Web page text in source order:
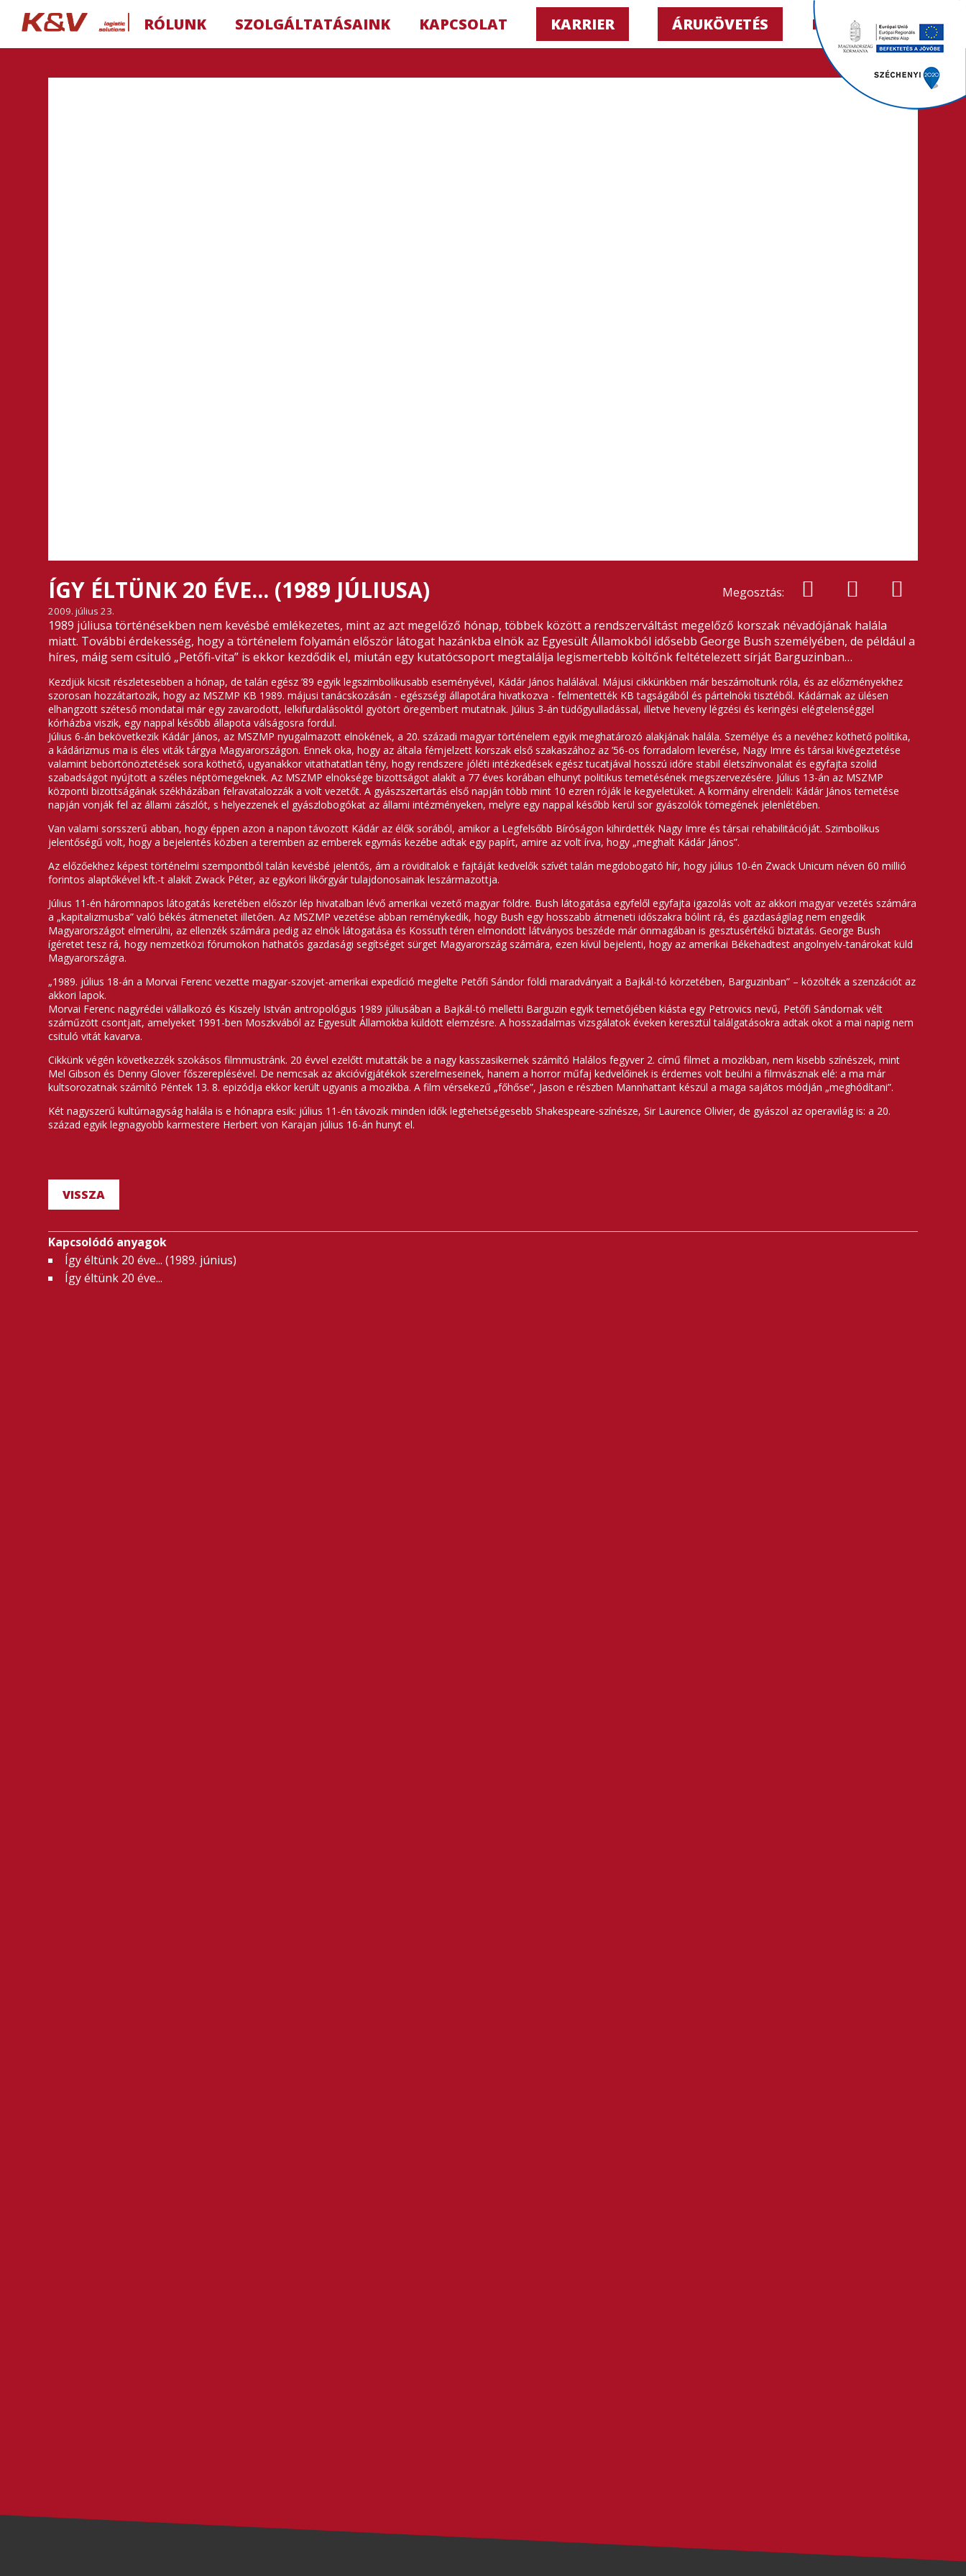
RÓLUNK SZOLGÁLTATÁSAINK KAPCSOLAT KARRIER ÁRUKÖVETÉS HU ▼
Megosztás:
ÍGY ÉLTÜNK 20 ÉVE... (1989 JÚLIUSA)
2009. július 23.
1989 júliusa történésekben nem kevésbé emlékezetes, mint az azt megelőző hónap, többek között a rendszerváltást megelőző korszak névadójának halála
miatt. További érdekesség, hogy a történelem folyamán először látogat hazánkba elnök az Egyesült Államokból idősebb George Bush személyében, de például a
híres, máig sem csituló „Petőfi-vita” is ekkor kezdődik el, miután egy kutatócsoport megtalálja legismertebb költőnk feltételezett sírját Barguzinban…
Kezdjük kicsit részletesebben a hónap, de talán egész ’89 egyik legszimbolikusabb eseményével, Kádár János halálával. Májusi cikkünkben már beszámoltunk róla, és az előzményekhez
szorosan hozzátartozik, hogy az MSZMP KB 1989. májusi tanácskozásán - egészségi állapotára hivatkozva - felmentették KB tagságából és pártelnöki tisztéből. Kádárnak az ülésen
elhangzott széteső mondatai már egy zavarodott, lelkifurdalásoktól gyötört öregembert mutatnak. Július 3-án tüdőgyulladással, illetve heveny légzési és keringési elégtelenséggel
kórházba viszik, egy nappal később állapota válságosra fordul.
Július 6-án bekövetkezik Kádár János, az MSZMP nyugalmazott elnökének, a 20. századi magyar történelem egyik meghatározó alakjának halála. Személye és a nevéhez köthető politika,
a kádárizmus ma is éles viták tárgya Magyarországon. Ennek oka, hogy az általa fémjelzett korszak első szakaszához az ’56-os forradalom leverése, Nagy Imre és társai kivégeztetése
valamint bebörtönöztetések sora köthető, ugyanakkor vitathatatlan tény, hogy rendszere jóléti intézkedések egész tucatjával hosszú időre stabil életszínvonalat és egyfajta szolid
szabadságot nyújtott a széles néptömegeknek. Az MSZMP elnöksége bizottságot alakít a 77 éves korában elhunyt politikus temetésének megszervezésére. Július 13-án az MSZMP
központi bizottságának székházában felravatalozzák a volt vezetőt. A gyászszertartás első napján több mint 10 ezren róják le kegyeletüket. A kormány elrendeli: Kádár János temetése
napján vonják fel az állami zászlót, s helyezzenek el gyászlobogókat az állami intézményeken, melyre egy nappal később kerül sor gyászolók tömegének jelenlétében.
Van valami sorsszerű abban, hogy éppen azon a napon távozott Kádár az élők sorából, amikor a Legfelsőbb Bíróságon kihirdették Nagy Imre és társai rehabilitációját. Szimbolikus
jelentőségű volt, hogy a bejelentés közben a teremben az emberek egymás kezébe adtak egy papírt, amire az volt írva, hogy „meghalt Kádár János”.
Az előzőekhez képest történelmi szempontból talán kevésbé jelentős, ám a röviditalok e fajtáját kedvelők szívét talán megdobogató hír, hogy július 10-én Zwack Unicum néven 60 millió
forintos alaptőkével kft.-t alakít Zwack Péter, az egykori likőrgyár tulajdonosainak leszármazottja.
Július 11-én háromnapos látogatás keretében először lép hivatalban lévő amerikai vezető magyar földre. Bush látogatása egyfelől egyfajta igazolás volt az akkori magyar vezetés számára
a „kapitalizmusba” való bé­kés átmenetet illetően. Az MSZMP vezetése abban reménykedik, hogy Bush egy hosszabb átmeneti időszakra bólint rá, és gazdaságilag nem engedik
Magyarországot elmerülni, az ellenzék számára pedig az elnök látogatása és Kossuth téren elmondott látványos beszéde már önmagában is gesztusértékű biztatás. George Bush
ígéretet tesz rá, hogy nemzetközi fórumokon hathatós gazdasági segítséget sürget Magyarország számára, ezen kívül bejelenti, hogy az amerikai Békehadtest angolnyelv-tanárokat küld
Magyarországra.
„1989. július 18-án a Morvai Ferenc vezette magyar-szovjet-amerikai expedíció meglelte Petőfi Sándor földi maradványait a Bajkál-tó körzetében, Barguzinban” – közölték a szenzációt az
akkori lapok.
Morvai Ferenc nagyrédei vállalkozó és Kiszely István antropológus 1989 júliusában a Bajkál-tó melletti Barguzin egyik temetőjében kiásta egy Petrovics nevű, Petőfi Sándornak vélt
száműzött csontjait, amelyeket 1991-ben Moszkvából az Egyesült Államokba küldött elemzésre. A hosszadalmas vizsgálatok éveken keresztül találgatásokra adtak okot a mai napig nem
csituló vitát kavarva.
Cikkünk végén következzék szokásos filmmustránk. 20 évvel ezelőtt mutatták be a nagy kasszasikernek számító Halálos fegyver 2. című filmet a mozikban, nem kisebb színészek, mint
Mel Gibson és Denny Glover főszereplésével. De nemcsak az akcióvígjátékok szerelmeseinek, hanem a horror műfaj kedvelőinek is érdemes volt beülni a filmvásznak elé: a ma már
kultsorozatnak számító Péntek 13. 8. epizódja ekkor került ugyanis a mozikba. A film vérsekezű „főhőse”, Jason e részben Mannhattant készül a maga sajátos módján „meghódítani”.
Két nagyszerű kultúrnagyság halála is e hónapra esik: július 11-én távozik minden idők legtehetségesebb Shakespeare-színésze, Sir Laurence Olivier, de gyászol az operavilág is: a 20.
század egyik legnagyobb karmestere Herbert von Karajan július 16-án hunyt el.
VISSZA
Kapcsolódó anyagok
Így éltünk 20 éve... (1989. június)
Így éltünk 20 éve...